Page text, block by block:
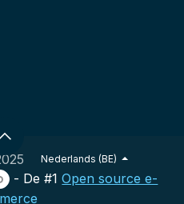
Nederlands (BE)
- De #1Open source e-